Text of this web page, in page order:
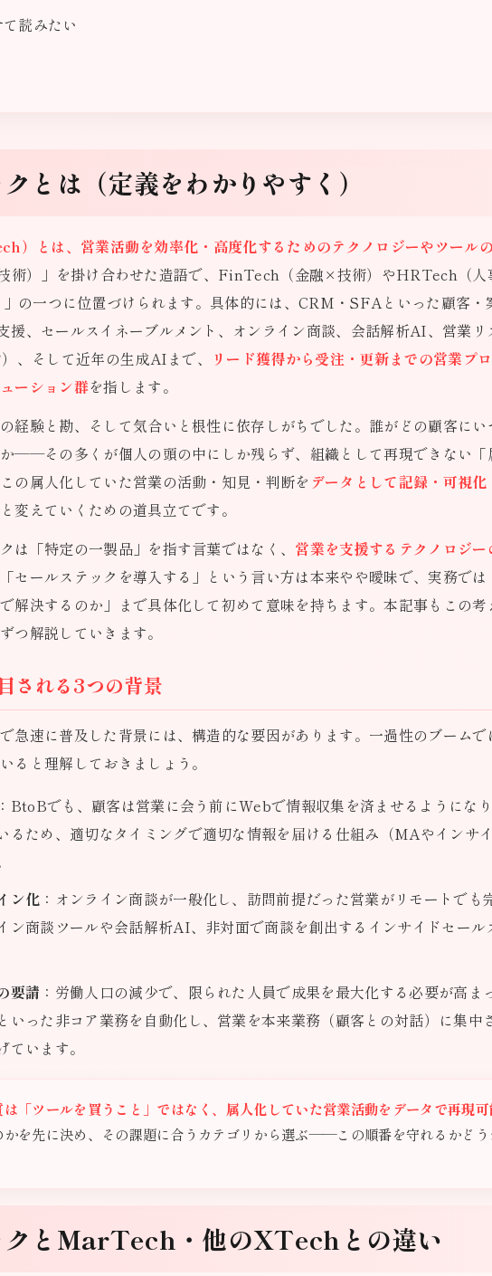
読みたい
とは（定義をわかりやすく）
）とは、営業活動を効率化・高度化するためのテクノロジーやツール
術）」を掛け合わせた造語で、FinTech（金融×技術）やHRTech（人
の一つに位置づけられます。具体的には、CRM・SFAといった顧客・
援、セールスイネーブルメント、オンライン商談、会話解析AI、営業リ
、そして近年の生成AIまで、
リード獲得から受注・更新までの営業プ
ーション群を指します。
経験と勘、そして気合いと根性に依存しがちでした。誰がどの顧客に
——その多くが個人の頭の中にしか残らず、組織として再現できない
の属人化していた営業の活動・知見・判断を データとして記録・可視
変えていくための道具立てです。
は「特定の一製品」を指す言葉ではなく、 営業を支援するテクノロジー
セールステックを導入する」という言い方は本来やや曖昧で、実務で
解決するのか」まで具体化して初めて意味を持ちます。本記事もこの考
つ解説していきます。
される3つの背景
急速に普及した背景には、構造的な要因があります。一過性のブーム
ると理解しておきましょう。
：BtoBでも、顧客は営業に会う前にWebで情報収集を済ませるようにな
るため、適切なタイミングで適切な情報を届ける仕組み（MAやインサ
ン化 ：オンライン商談が一般化し、訪問前提だった営業がリモートでも
ン商談ツールや会話解析AI、非対面で商談を創出するインサイドセール
要請 ：労働人口の減少で、限られた人員で成果を最大化する必要が高ま
いった非コア業務を自動化し、営業を本来業務（顧客との対話）に集中
います。
「ツールを買うこと」ではなく、属人化していた営業活動をデータで再現可
を先に決め、その課題に合うカテゴリから選ぶ——この順番を守れるかど
クとMarTech・他のXTechとの違い